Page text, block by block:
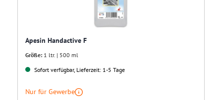
Apesin Handactive F
Größe: 1 ltr. | 500 ml
Sofort verfügbar, Lieferzeit: 1-5 Tage
Nur für Gewerbe